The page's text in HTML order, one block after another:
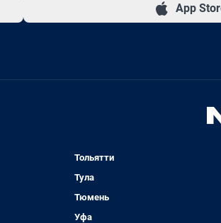
App
Тольятти
Тула
Тюмень
Уфа